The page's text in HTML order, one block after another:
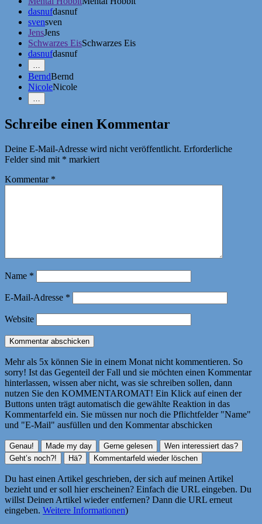
dasnufdasnuf
svensven
JensJens
Schwarzes EisSchwarzes Eis
dasnufdasnuf
…
Erwähnungen
zeigen
BerndBernd
NicoleNicole
…
Erwähnungen
Schreibe einen Kommentar
Deine E-Mail-Adresse wird nicht veröffentlicht. Erforderliche
Felder sind mit * markiert
Kommentar *
Name *
E-Mail-Adresse *
Website
Mehr als 5x können Sie in einem Monat nicht kommentieren. So
sorry! Ist das Gegenteil der Fall und sie möchten einen Kommentar
hinterlassen, wissen aber nicht, was sie schreiben sollen, dann
nutzen Sie den KOMMENTAROMAT! Ein Klick auf einen der
Buttons unten trägt automatisch die gewählte Reaktion in das
Kommentarfeld ein. Sie müssen nur noch die Pflichtfelder "Name"
und "E-Mail" ausfüllen und den Kommentar abschicken
Du hast einen Artikel geschrieben, der sich auf meinen Artikel
bezieht und er soll hier erscheinen? Einfach die URL eingeben. Du
willst Deinen Artikel wieder entfernen? Dann die URL erneut
eingeben. Weitere Informationen)